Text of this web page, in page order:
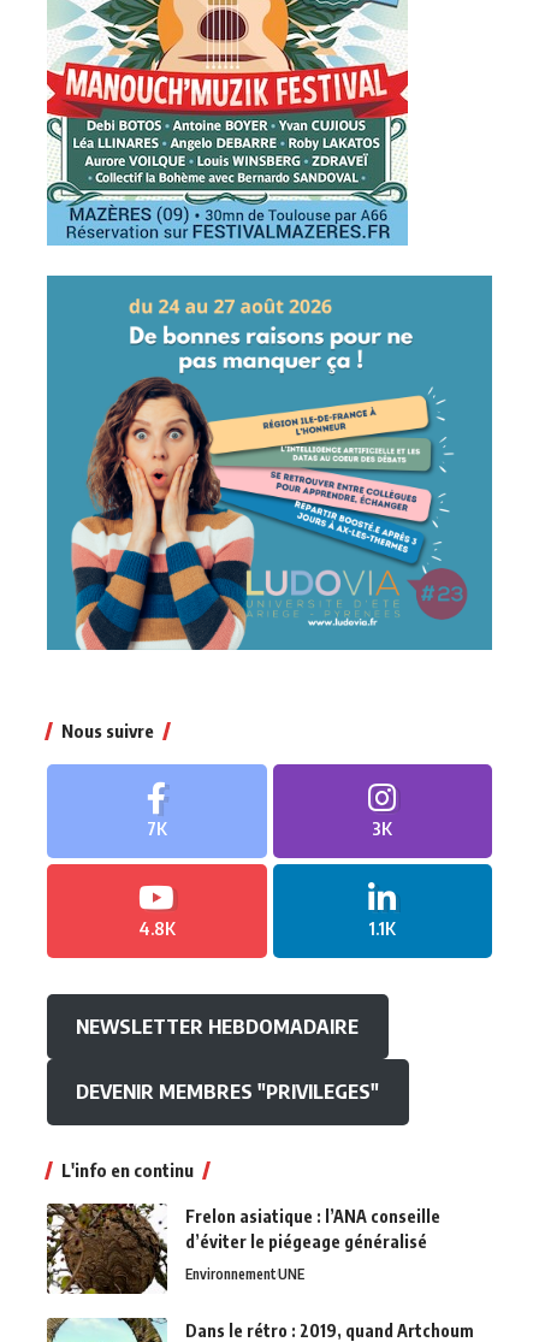
Nous suivre
7K 3K
4.8K 1.1K
NEWSLETTER HEBDOMADAIRE
DEVENIR MEMBRES "PRIVILEGES"
L'info en continu
Frelon asiatique : l’ANA conseille
d’éviter le piégeage généralisé
EnvironnementUNE
Dans le rétro : 2019, quand Artchoum